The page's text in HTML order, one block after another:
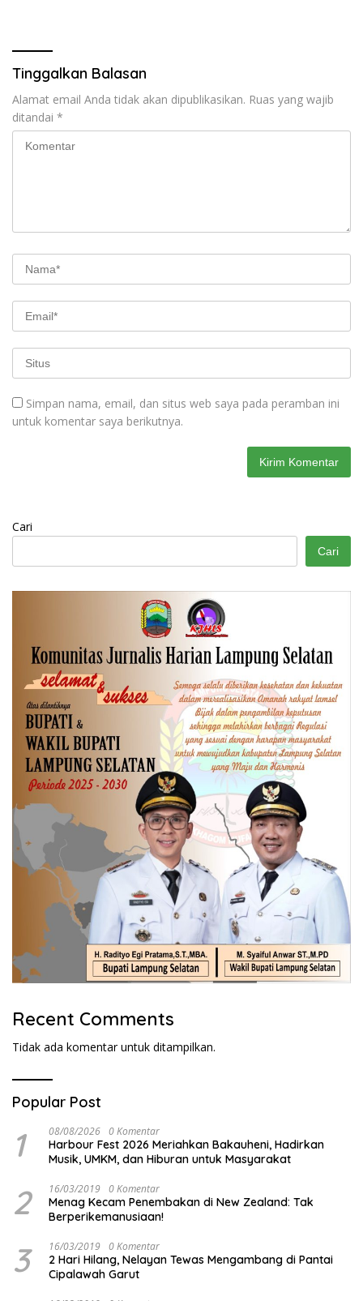
Tinggalkan Balasan
Alamat email Anda tidak akan dipublikasikan. Ruas yang wajib
ditandai *
Simpan nama, email, dan situs web saya pada peramban ini
untuk komentar saya berikutnya.
Cari
Cari
Recent Comments
Tidak ada komentar untuk ditampilkan.
Popular Post
1 08/08/2026 0 Komentar
Harbour Fest 2026 Meriahkan Bakauheni, Hadirkan
Musik, UMKM, dan Hiburan untuk Masyarakat
2 16/03/2019 0 Komentar
Menag Kecam Penembakan di New Zealand: Tak
Berperikemanusiaan!
3 16/03/2019 0 Komentar
2 Hari Hilang, Nelayan Tewas Mengambang di Pantai
Cipalawah Garut